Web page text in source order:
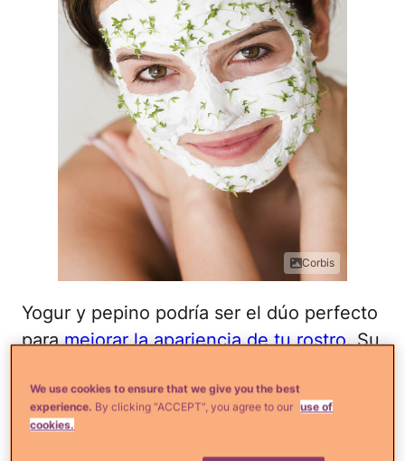
Corbis
Yogur y pepino podría ser el dúo perfecto
paramejorar la apariencia de tu rostro. Su
exfoliante natural y te ayudará a limpiar
tus poros. Atrévete a hacer esta
We use cookies to ensure that we give you the best
experience. By clicking “ACCEPT”, you agree to our use of
cookies.